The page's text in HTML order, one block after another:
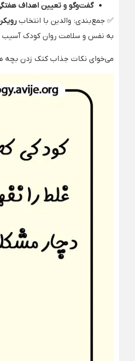
گفت‌وگو و تعیین اهداف
✅ جمع‌بندی: والدین با انتخاب
به نفس و سلامت روان کودک آسیب
می‌خوای نکات جذاب کتک زدن بچه